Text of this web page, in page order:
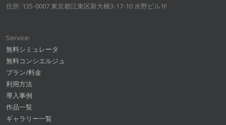
住所: 135-0007 東京都江東区新大橋3-17-10 水野ビル1F
Service:
無料シミュレータ
無料コンシエルジュ
プラン/料金
利用方法
導入事例
作品一覧
ギャラリー一覧